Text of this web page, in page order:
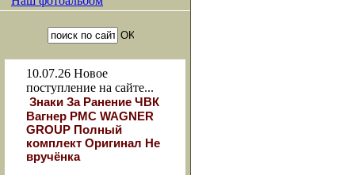
10.07.26 Новое
поступление на сайте...
Знаки За Ранение ЧВК
Вагнер РМС WAGNER
GROUP Полный
комплект Оригинал Не
вручёнка